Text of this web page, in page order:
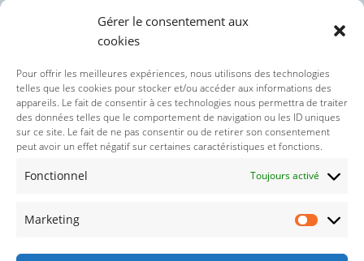
Gérer le consentement aux
cookies
Pour offrir les meilleures expériences, nous utilisons des technologies
telles que les cookies pour stocker et/ou accéder aux informations des
appareils. Le fait de consentir à ces technologies nous permettra de traiter
des données telles que le comportement de navigation ou les ID uniques
sur ce site. Le fait de ne pas consentir ou de retirer son consentement
peut avoir un effet négatif sur certaines caractéristiques et fonctions.
Fonctionnel Toujours activé
Marketing
Politique des cookies (UE)
Politique de confidentialité
Nos réseaux sociaux :